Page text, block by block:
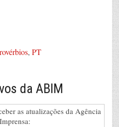
, PT
da ABIM
as atualizações da Agência